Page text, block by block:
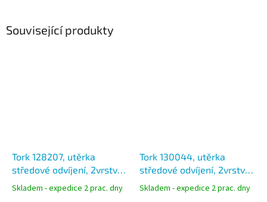
Související produkty
Tork 128207, utěrka
středové odvíjení, 2vrstvá
modrá, návin 158m, M2,
karton 6 rolí
Skladem - expedice 2 prac. dny
Tork 130044, utěrka
středové odvíjení, 2vrstvá
bílá, návin 125m, M2,
karton 6 rolí
Skladem - expedice 2 prac. dny